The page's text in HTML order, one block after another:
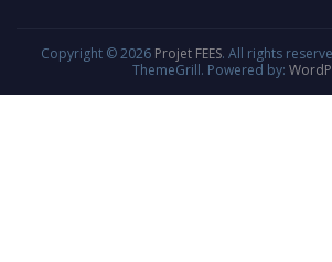
Copyright © 2026 Projet FEES. All rights
ThemeGrill. Powered by: